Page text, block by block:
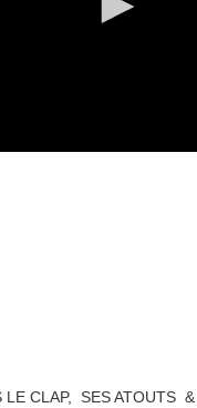
LE CLAP, SES ATOUTS